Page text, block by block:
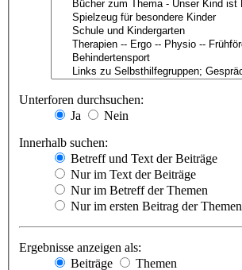
Unterforen durchsuchen:
Ja
Nein
Innerhalb suchen:
Betreff und Text der Beiträge
Nur im Text der Beiträge
Nur im Betreff der Themen
Nur im ersten Beitrag der Themen
Ergebnisse anzeigen als:
Beiträge
Themen